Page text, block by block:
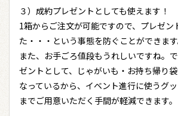
３）成約プレゼントとしても使えます！
1箱からご注文が可能ですので、プレゼン
た・・・という事態を防ぐことができます
また、お手ごろ値段もうれしいですね。
ゼントとして、じゃがいも・お持ち帰り
なっているから、イベント進行に使うグ
までご用意いただく手間が軽減できます。